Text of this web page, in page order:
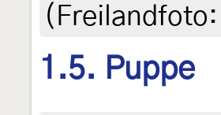
1.5. Puppe